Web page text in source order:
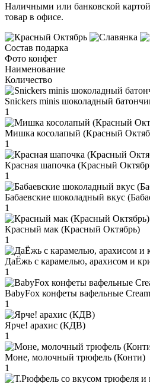
Наличными или банковской
товар в офисе.
Состав подарка
Фото конфет
Наименование
Количество
Snickers minis шоколадный
1
Мишка косолапый (Красный
1
Красная шапочка (Красный
1
Бабаевские шоколадный вкус
1
Красный мак (Красный Октябрь)
1
ДаЁжь с карамелью, арахисом и
1
BabyFox конфеты вафельные
1
Ярче! арахис (КДВ)
1
Моне, молочный трюфель (Конти)
1